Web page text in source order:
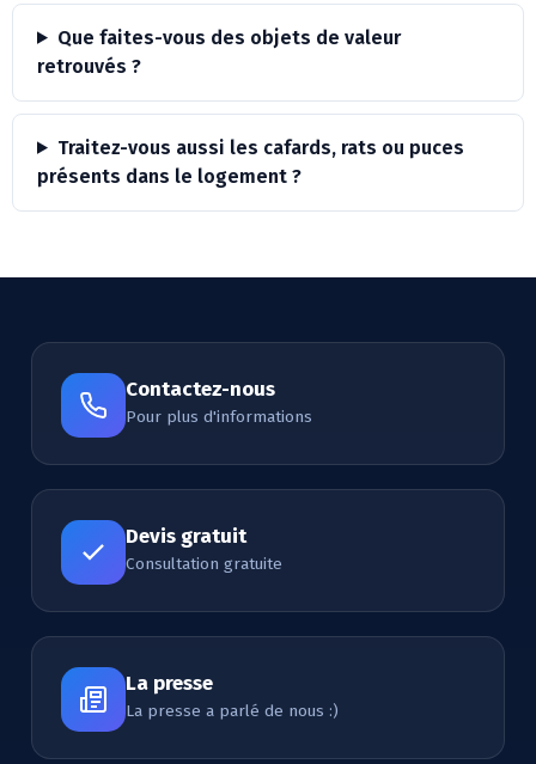
Que faites-vous des objets de valeur
retrouvés ?
Traitez-vous aussi les cafards, rats ou puces
présents dans le logement ?
Contactez-nous
Pour plus d'informations
Devis gratuit
Consultation gratuite
La presse
La presse a parlé de nous :)